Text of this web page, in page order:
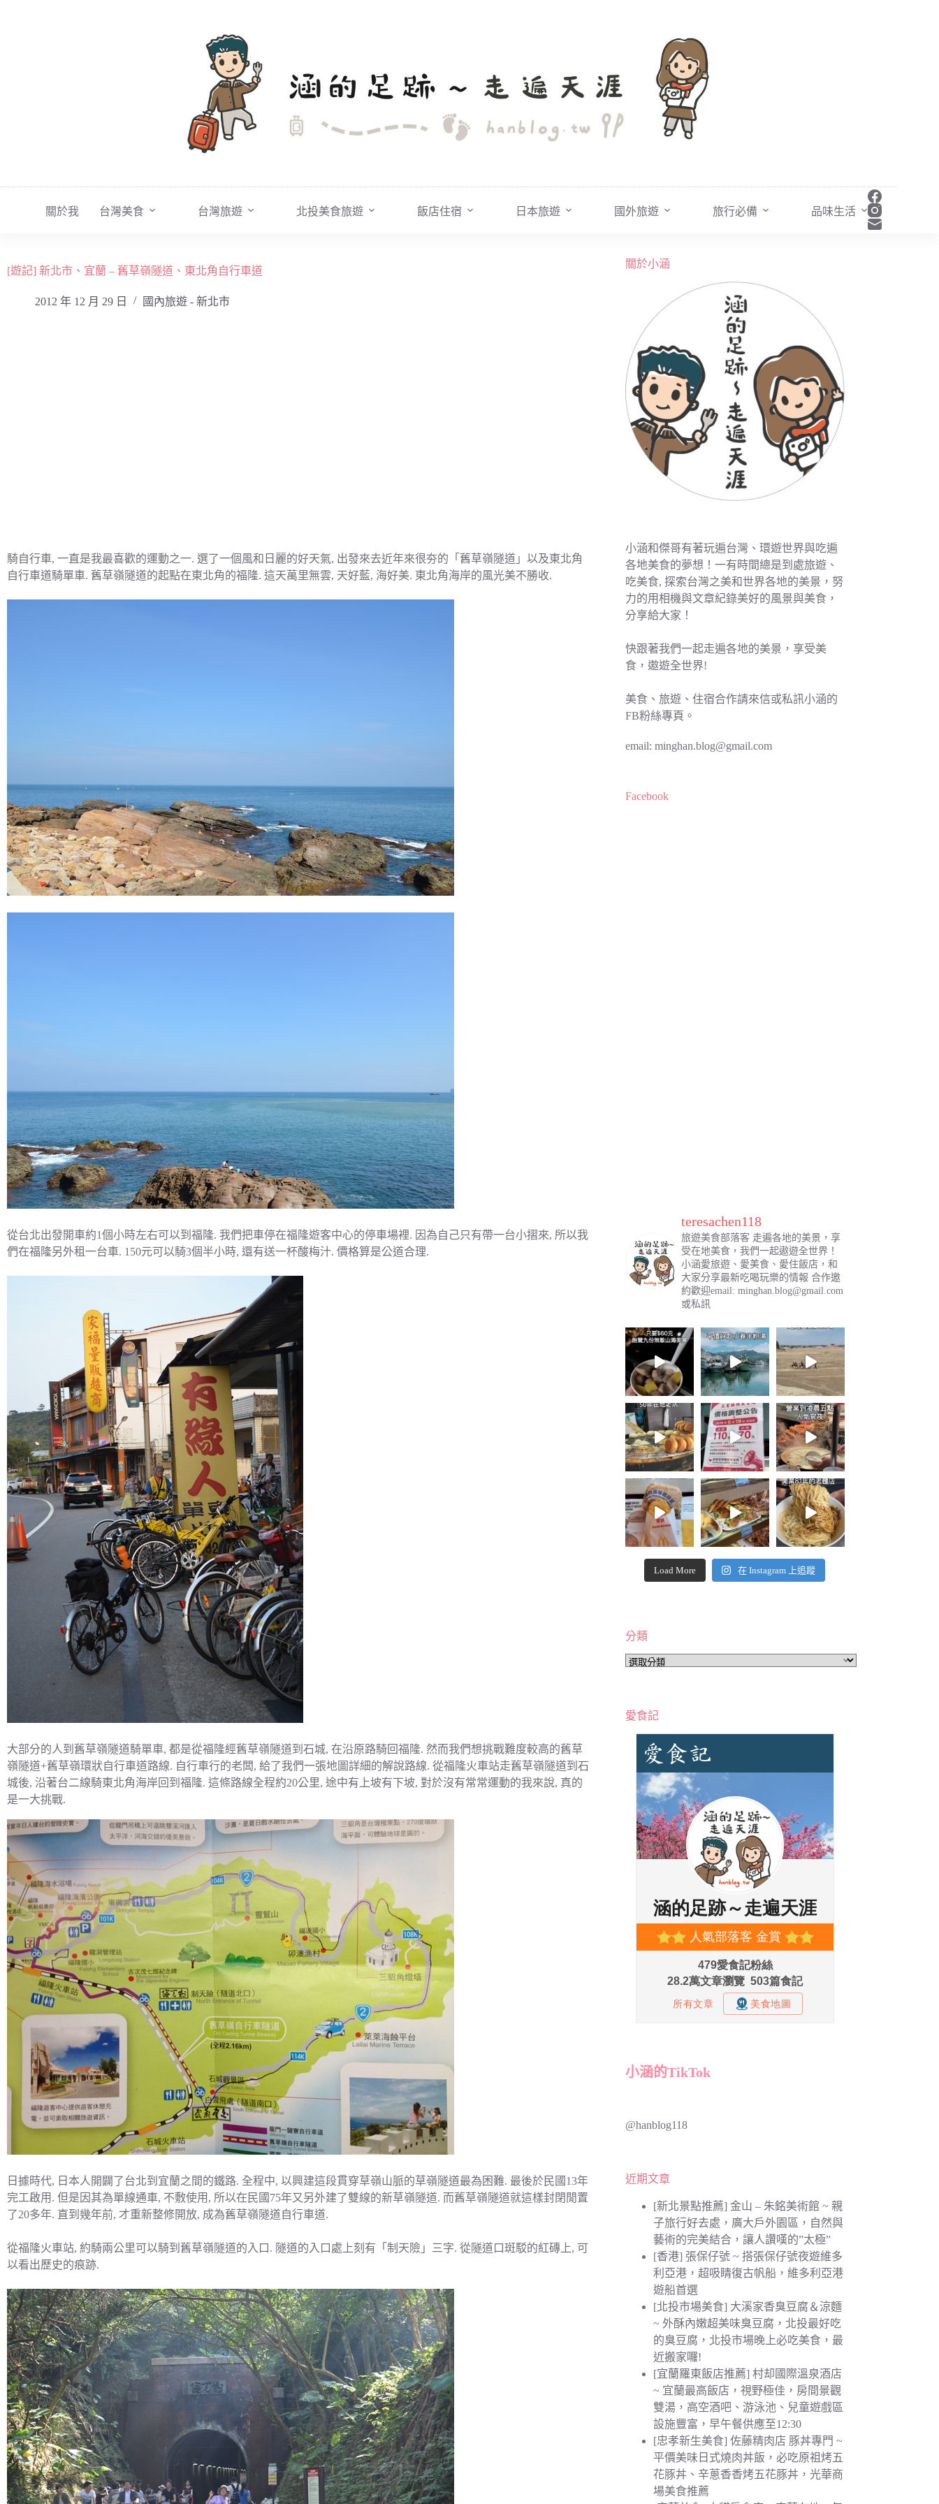
關於我 台灣美食 台灣旅遊 北投美食旅遊 飯店住宿 日本旅遊 國外旅遊 旅行必備 品味生活
[遊記] 新北市、宜蘭 – 舊草嶺隧道、東北角自行車道
2012 年 12 月 29 日 國內旅遊 - 新北市
騎自行車, 一直是我最喜歡的運動之一. 選了一個風和日麗的好天氣, 出發來去近年來很夯的「舊草嶺隧道」以及東北角
自行車道騎單車. 舊草嶺隧道的起點在東北角的福隆. 這天萬里無雲, 天好藍, 海好美. 東北角海岸的風光美不勝收.
從台北出發開車約1個小時左右可以到福隆. 我們把車停在福隆遊客中心的停車場裡. 因為自己只有帶一台小摺來, 所以我
們在福隆另外租一台車. 150元可以騎3個半小時, 還有送一杯酸梅汁. 價格算是公道合理.
大部分的人到舊草嶺隧道騎單車, 都是從福隆經舊草嶺隧道到石城, 在沿原路騎回福隆. 然而我們想挑戰難度較高的舊草
嶺隧道+舊草嶺環狀自行車道路線. 自行車行的老闆, 給了我們一張地圖詳細的解說路線. 從福隆火車站走舊草嶺隧道到石
城後, 沿著台二線騎東北角海岸回到福隆. 這條路線全程約20公里, 途中有上坡有下坡, 對於沒有常常運動的我來說, 真的
是一大挑戰.
日據時代, 日本人開闢了台北到宜蘭之間的鐵路. 全程中, 以興建這段貫穿草嶺山脈的草嶺隧道最為困難. 最後於民國13年
完工啟用. 但是因其為單線通車, 不敷使用, 所以在民國75年又另外建了雙線的新草嶺隧道. 而舊草嶺隧道就這樣封閉閒置
了20多年. 直到幾年前, 才重新整修開放, 成為舊草嶺隧道自行車道.
從福隆火車站, 約騎兩公里可以騎到舊草嶺隧道的入口. 隧道的入口處上刻有「制天險」三字. 從隧道口斑駁的紅磚上, 可
以看出歷史的痕跡.
關於小涵
小涵和傑哥有著玩遍台灣、環遊世界與吃遍
各地美食的夢想！一有時間總是到處旅遊、
吃美食, 探索台灣之美和世界各地的美景，努
力的用相機與文章紀錄美好的風景與美食，
分享給大家！
快跟著我們一起走遍各地的美景，享受美
食，遨遊全世界!
美食、旅遊、住宿合作請來信或私訊小涵的
FB粉絲專頁。
email: minghan.blog@gmail.com
Facebook
teresachen118
旅遊美食部落客走遍各地的美景，享
受在地美食，我們一起遨遊全世界！
小涵愛旅遊、愛美食、愛住飯店，和
大家分享最新吃喝玩樂的情報 合作邀
約歡迎email: minghan.blog@gmail.com
或私訊
Load More 在 Instagram 上追蹤
分類
分
愛食記
小涵的TikTok
@hanblog118
近期文章
[新北景點推薦] 金山 – 朱銘美術館 ~ 親
子旅行好去處，廣大戶外園區，自然與
藝術的完美結合，讓人讚嘆的”太極”
[香港] 張保仔號 ~ 搭張保仔號夜遊維多
利亞港，超吸睛復古帆船，維多利亞港
遊船首選
[北投市場美食] 大溪家香臭豆腐＆涼麵
~ 外酥內嫩超美味臭豆腐，北投最好吃
的臭豆腐，北投市場晚上必吃美食，最
近搬家囉!
[宜蘭羅東飯店推薦] 村却國際溫泉酒店
~ 宜蘭最高飯店，視野極佳，房間景觀
雙湯，高空酒吧、游泳池、兒童遊戲區
設施豐富，早午餐供應至12:30
[忠孝新生美食] 佐藤精肉店 豚丼專門 ~
平價美味日式燒肉丼飯，必吃原祖烤五
花豚丼、辛蔥香香烤五花豚丼，光華商
場美食推薦